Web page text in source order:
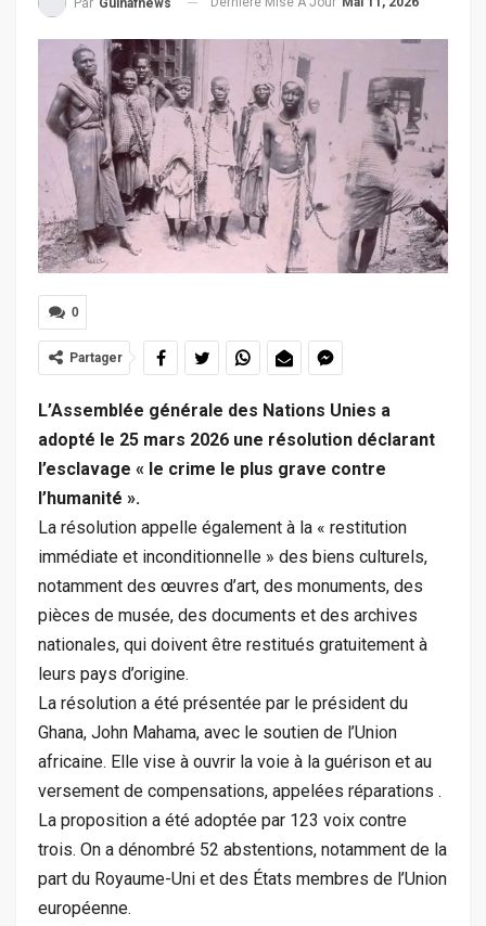
0
Partager
L’Assemblée générale des Nations Unies a
adopté le 25 mars 2026 une résolution déclarant
l’esclavage « le crime le plus grave contre
l’humanité ».
La résolution appelle également à la « restitution
immédiate et inconditionnelle » des biens culturels,
notamment des œuvres d’art, des monuments, des
pièces de musée, des documents et des archives
nationales, qui doivent être restitués gratuitement à
leurs pays d’origine.
La résolution a été présentée par le président du
Ghana, John Mahama, avec le soutien de l’Union
africaine. Elle vise à ouvrir la voie à la guérison et au
versement de compensations, appelées réparations .
La proposition a été adoptée par 123 voix contre
trois. On a dénombré 52 abstentions, notamment de la
part du Royaume-Uni et des États membres de l’Union
européenne.